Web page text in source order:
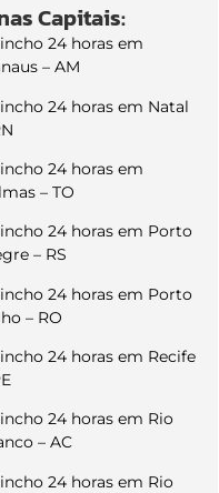
Capitais:
24 horas em
– AM
24 horas em Natal
24 horas em
– TO
24 horas em Porto
– RS
24 horas em Porto
– RO
24 horas em Recife
24 horas em Rio
– AC
24 horas em Rio